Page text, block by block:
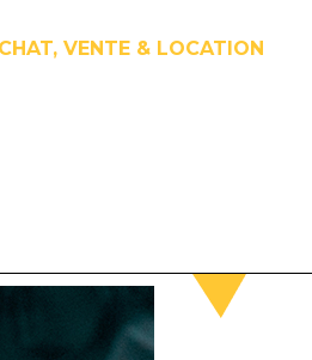
VENTE & LOCATION